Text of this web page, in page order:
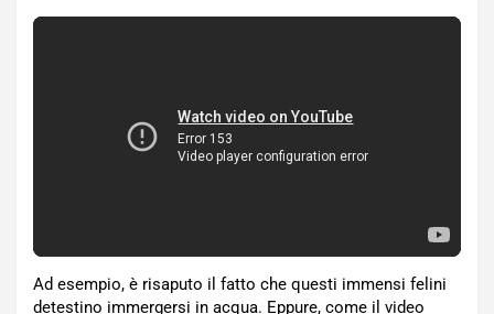
Ad esempio, è risaputo il fatto che questi immensi felini
detestino immergersi in acqua. Eppure, come il video